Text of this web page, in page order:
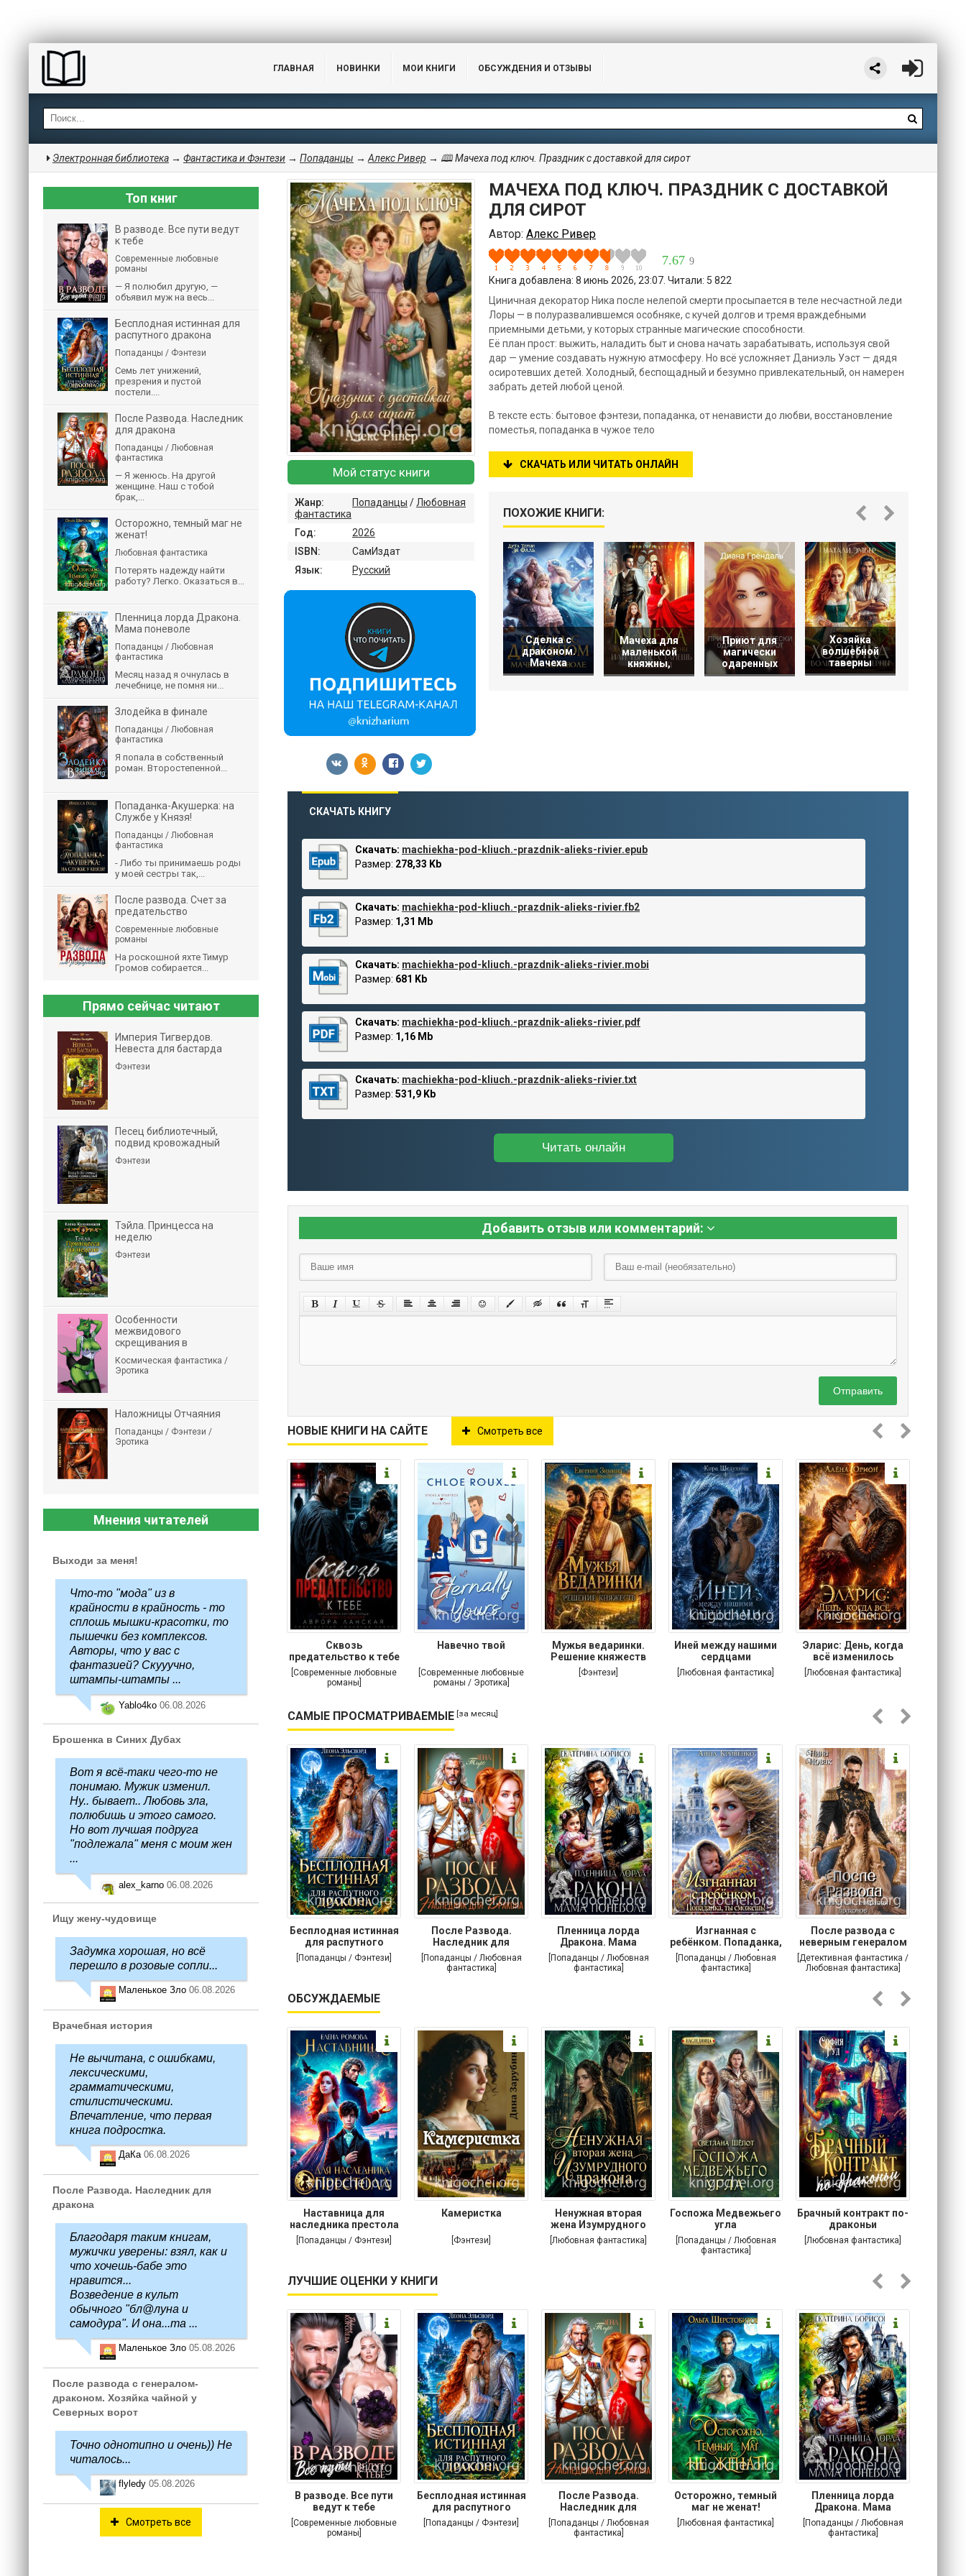
ГЛАВНАЯ НОВИНКИ МОИ КНИГИ ОБСУЖДЕНИЯ И ОТЗЫВЫ
Электронная библиотека → Фантастика и Фэнтези → Попаданцы → Алекс Ривер → 🕮 Мачеха под ключ. Праздник с доставкой для сирот
МАЧЕХА ПОД КЛЮЧ. ПРАЗДНИК С ДОСТАВКОЙ
ДЛЯ СИРОТ
Автор: Алекс Ривер
7.67 9
Книга добавлена: 8 июнь 2026, 23:07. Читали: 5 822
Циничная декоратор Ника после нелепой смерти просыпается в теле несчастной леди
Лоры — в полуразвалившемся особняке, с кучей долгов и тремя враждебными
приемными детьми, у которых странные магические способности.
Её план прост: выжить, наладить быт и снова начать зарабатывать, используя свой
дар — умение создавать нужную атмосферу. Но всё усложняет Даниэль Уэст — дядя
осиротевших детей. Холодный, беспощадный и безумно привлекательный, он намерен
забрать детей любой ценой.
В тексте есть: бытовое фэнтези, попаданка, от ненависти до любви, восстановление
поместья, попаданка в чужое тело
СКАЧАТЬ ИЛИ ЧИТАТЬ ОНЛАЙН
ПОХОЖИЕ КНИГИ:
Сделка с
драконом.
Мачеха
Мачеха для
маленькой
княжны,
Приют для
магически
одаренных
Хозяйка
волшебной
таверны
Мой статус книги
Жанр: Попаданцы / Любовная
фантастика
Год:
2026
ISBN:
СамИздат
Язык:
Русский
СКАЧАТЬ КНИГУ
Скачать: machiekha-pod-kliuch.-prazdnik-alieks-rivier.epub
Размер: 278,33 Kb
Скачать: machiekha-pod-kliuch.-prazdnik-alieks-rivier.fb2
Размер: 1,31 Mb
Скачать: machiekha-pod-kliuch.-prazdnik-alieks-rivier.mobi
Размер: 681 Kb
Скачать: machiekha-pod-kliuch.-prazdnik-alieks-rivier.pdf
Размер: 1,16 Mb
Скачать: machiekha-pod-kliuch.-prazdnik-alieks-rivier.txt
Размер: 531,9 Kb
Читать онлайн
Добавить отзыв или комментарий:
Отправить
НОВЫЕ КНИГИ НА САЙТЕ Смотреть все
Сквозь
предательство к тебе
[Современные любовные
романы]
Навечно твой
[Современные любовные
романы / Эротика]
Мужья ведаринки.
Решение княжеств
[Фэнтези]
Иней между нашими
сердцами
[Любовная фантастика]
Эларис: День, когда
всё изменилось
[Любовная фантастика]
САМЫЕ ПРОСМАТРИВАЕМЫЕ [за месяц]
Бесплодная истинная
для распутного
дракона
[Попаданцы / Фэнтези]
После Развода.
Наследник для
дракона
[Попаданцы / Любовная
фантастика]
Пленница лорда
Дракона. Мама
поневоле
[Попаданцы / Любовная
фантастика]
Изгнанная с
ребёнком. Попаданка,
ты сможешь!
[Попаданцы / Любовная
фантастика]
После развода с
неверным генералом
драконов
[Детективная фантастика /
Любовная фантастика]
ОБСУЖДАЕМЫЕ
Наставница для
наследника престола
[Попаданцы / Фэнтези]
Камеристка
[Фэнтези]
Ненужная вторая
жена Изумрудного
дракона
[Любовная фантастика]
Госпожа Медвежьего
угла
[Попаданцы / Любовная
фантастика]
Брачный контракт по-
драконьи
[Любовная фантастика]
ЛУЧШИЕ ОЦЕНКИ У КНИГИ
В разводе. Все пути
ведут к тебе
[Современные любовные
романы]
Бесплодная истинная
для распутного
дракона
[Попаданцы / Фэнтези]
После Развода.
Наследник для
дракона
[Попаданцы / Любовная
фантастика]
Осторожно, темный
маг не женат!
[Любовная фантастика]
Пленница лорда
Дракона. Мама
поневоле
[Попаданцы / Любовная
фантастика]
Топ книг
В разводе. Все пути ведут
к тебе
Современные любовные
романы
— Я полюбил другую, —
объявил муж на весь...
Бесплодная истинная для
распутного дракона
Попаданцы / Фэнтези
Семь лет унижений,
презрения и пустой
постели....
После Развода. Наследник
для дракона
Попаданцы / Любовная
фантастика
— Я женюсь. На другой
женщине. Наш с тобой
брак,...
Осторожно, темный маг не
женат!
Любовная фантастика
Потерять надежду найти
работу? Легко. Оказаться в...
Пленница лорда Дракона.
Мама поневоле
Попаданцы / Любовная
фантастика
Месяц назад я очнулась в
лечебнице, не помня ни...
Злодейка в финале
Попаданцы / Любовная
фантастика
Я попала в собственный
роман. Второстепенной...
Попаданка-Акушерка: на
Службе у Князя!
Попаданцы / Любовная
фантастика
- Либо ты принимаешь роды
у моей сестры так,...
После развода. Счет за
предательство
Современные любовные
романы
На роскошной яхте Тимур
Громов собирается...
Прямо сейчас читают
Империя Тигвердов.
Невеста для бастарда
Фэнтези
Песец библиотечный,
подвид кровожадный
Фэнтези
Тэйла. Принцесса на
неделю
Фэнтези
Особенности
межвидового
скрещивания в
Космическая фантастика /
Эротика
Наложницы Отчаяния
Попаданцы / Фэнтези /
Эротика
Мнения читателей
Выходи за меня!
Что-то "мода" из в
крайности в крайность - то
сплошь мышки-красотки, то
пышечки без комплексов.
Авторы, что у вас с
фантазией? Скууучно,
штампы-штампы ...
Yablo4ko 06.08.2026
Брошенка в Синих Дубах
Вот я всё-таки чего-то не
понимаю. Мужик изменил.
Ну.. бывает.. Любовь зла,
полюбишь и этого самого.
Но вот лучшая подруга
"подлежала" меня с моим жен
...
alex_karno 06.08.2026
Ищу жену-чудовище
Задумка хорошая, но всё
перешло в розовые сопли...
Маленькое Зло 06.08.2026
Врачебная история
Не вычитана, с ошибками,
лексическими,
грамматическими,
стилистическими.
Впечатление, что первая
книга подростка.
ДаКа 06.08.2026
После Развода. Наследник для
дракона
Благодаря таким книгам,
мужички уверены: взял, как и
что хочешь-бабе это
нравится...
Возведение в культ
обычного "бл@луна и
самодура". И она...та ...
Маленькое Зло 05.08.2026
После развода с генералом-
драконом. Хозяйка чайной у
Северных ворот
Точно однотипно и очень)) Не
читалось...
flyledy 05.08.2026
Смотреть все